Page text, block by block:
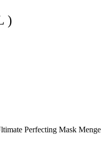
)
Perfecting Mask Menge